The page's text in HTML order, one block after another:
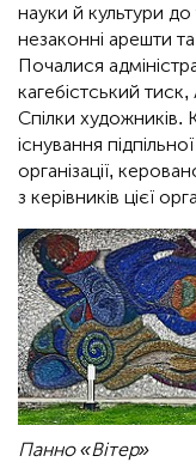
науки й культури до
незаконні арешти
Почалися
кагебістський
Спілки художників.
існування
організації,
з керівників цієї
Панно «Вітер»